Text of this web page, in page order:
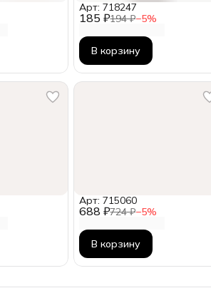
185 ₽194 ₽−5%
Арт: 718247
В корзину
688 ₽724 ₽−5%
Арт: 715060
В корзину